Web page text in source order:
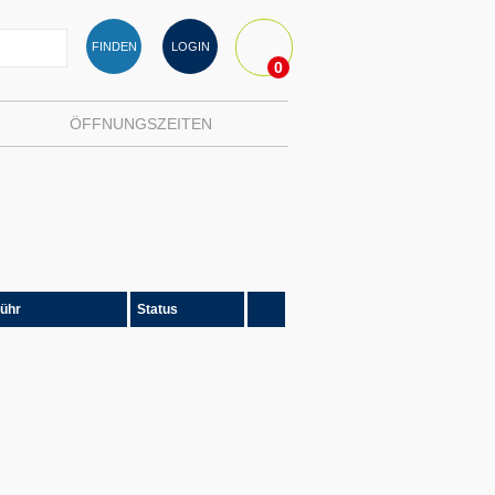
ÖFFNUNGSZEITEN
0
LOGIN
FINDEN
Status